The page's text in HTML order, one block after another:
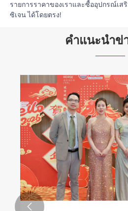
รายการราคาของเราและซื้ออุปกรณ์เ
ซิเจน ได้โดยตรง!
คำแนะนำข่
